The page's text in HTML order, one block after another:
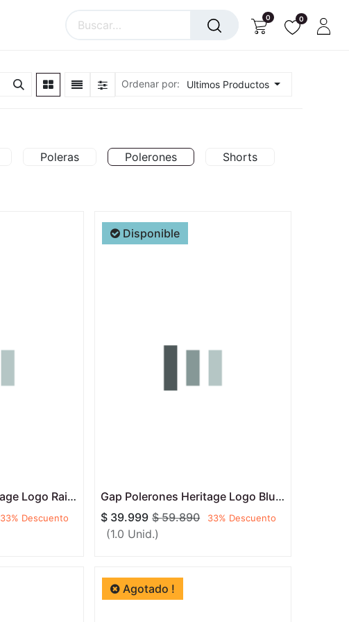
0 0
Ordenar por: Ultimos Productos
Poleras Polerones Shorts
Gap Polerones Heritage Logo Rain Forest
33% Descuento
Disponible
Gap Polerones Heritage Logo Blue Ice
$ 39.999 $59.890 33% Descuento
(1.0 Unid.)
Agotado !